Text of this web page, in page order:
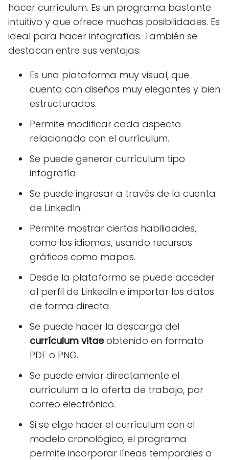
hacer currículum. Es un programa bastante
intuitivo y que ofrece muchas posibilidades. Es
ideal para hacer infografías. También se
destacan entre sus ventajas:
Es una plataforma muy visual, que
cuenta con diseños muy elegantes y bien
estructurados.
Permite modificar cada aspecto
relacionado con el currículum.
Se puede generar currículum tipo
infografía.
Se puede ingresar a través de la cuenta
de LinkedIn.
Permite mostrar ciertas habilidades,
como los idiomas, usando recursos
gráficos como mapas.
Desde la plataforma se puede acceder
al perfil de LinkedIn e importar los datos
de forma directa.
Se puede hacer la descarga del
currículum vitaeobtenido en formato
PDF o PNG.
Se puede enviar directamente el
currículum a la oferta de trabajo, por
correo electrónico.
Si se elige hacer el currículum con el
modelo cronológico, el programa
permite incorporar líneas temporales o